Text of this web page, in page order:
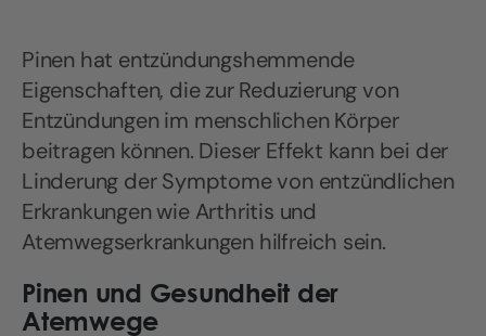
Pinen hat entzündungshemmende
Eigenschaften, die zur Reduzierung von
Entzündungen im menschlichen Körper
beitragen können. Dieser Effekt kann bei der
Linderung der Symptome von entzündlichen
Erkrankungen wie Arthritis und
Atemwegserkrankungen hilfreich sein.
Pinen und Gesundheit der
Atemwege